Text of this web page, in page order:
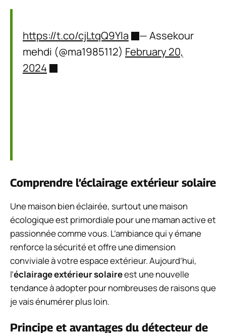
https://t.co/cjLtqQ9Yla
— Assekour
mehdi (@ma1985112) February 20,
2024
Comprendre l’éclairage extérieur solaire
Une maison bien éclairée, surtout une maison
écologique est primordiale pour une maman active et
passionnée comme vous. L’ambiance qui y émane
renforce la sécurité et offre une dimension
conviviale à votre espace extérieur. Aujourd’hui,
l’éclairage extérieur solaireest une nouvelle
tendance à adopter pour nombreuses de raisons que
je vais énumérer plus loin.
Principe et avantages du détecteur de